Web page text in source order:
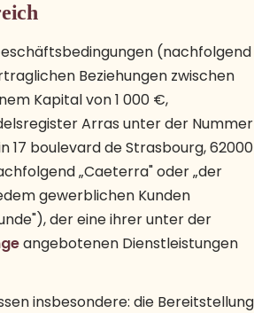
(nachfolgend
Beziehungen zwischen
Kapital von 1 000 €,
Arras unter der Nummer
17 boulevard de Strasbourg, 62000
„Caeterra" oder „der
gewerblichen Kunden
der eine ihrer unter der
angebotenen Dienstleistungen
insbesondere: die Bereitstellung